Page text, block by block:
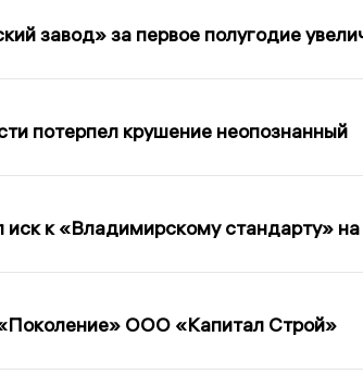
завод» за первое полугодие
потерпел крушение неопознанный
к «Владимирскому стандарту»
ООО «Капитал Строй»